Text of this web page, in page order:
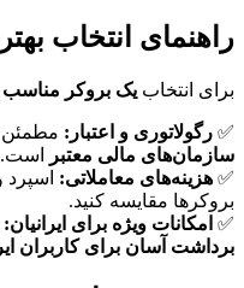
راهنمای انتخاب
برای انتخاب یک بروکر مناسب
✅ رگولاتوری و اعتبار: مطمئن
سازمان‌های مالی معتبر
است.
✅ هزینه‌های معاملاتی:
بروکرها مقایسه کنید.
✅ امکانات ویژه برای ایرانیان:
برداشت آسان برای کاربران